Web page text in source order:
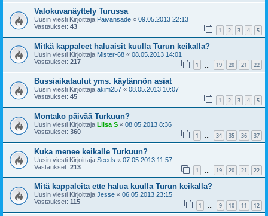
Valokuvanäyttely Turussa
Uusin viesti Kirjoittaja Päivänsäde « 09.05.2013 22:13
Vastaukset: 43 1 2 3 4 5
Mitkä kappaleet haluaisit kuulla Turun keikalla?
Uusin viesti Kirjoittaja Mister-68 « 08.05.2013 14:01
Vastaukset: 217 1 19 20 21 22
Bussiaikataulut yms. käytännön asiat
Uusin viesti Kirjoittaja akim257 « 08.05.2013 10:07
Vastaukset: 45 1 2 3 4 5
Montako päivää Turkuun?
Uusin viesti Kirjoittaja Liisa S « 08.05.2013 8:36
Vastaukset: 360 1 … 34 35 36 37
Kuka menee keikalle Turkuun?
Uusin viesti Kirjoittaja Seeds « 07.05.2013 11:57
Vastaukset: 213 1 19 20 21 22
Mitä kappaleita ette halua kuulla Turun keikalla?
Uusin viesti Kirjoittaja Jesse « 06.05.2013 23:15
Vastaukset: 115 1 … 9 10 11 12